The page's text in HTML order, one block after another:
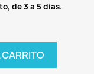
de 3 a 5 dias.